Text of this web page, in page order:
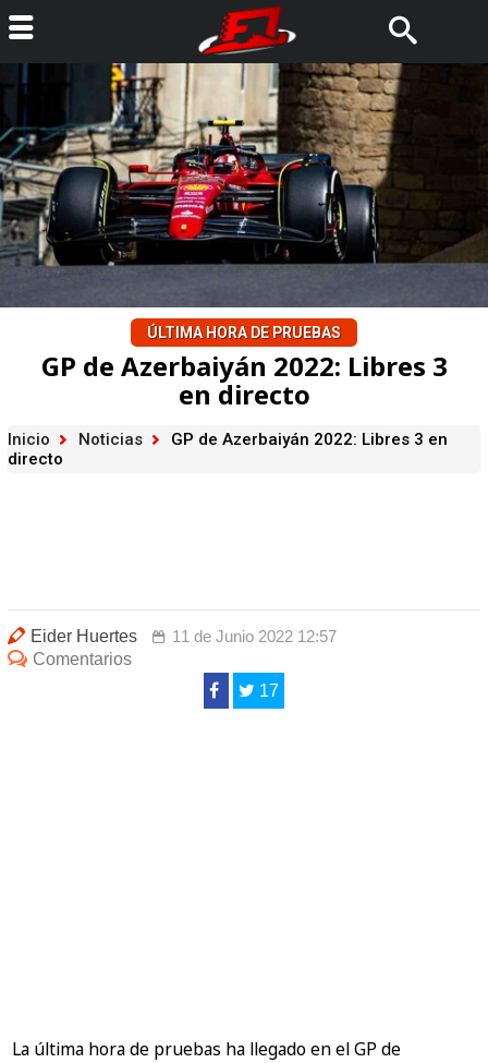
ÚLTIMA HORA DE PRUEBAS
GP de Azerbaiyán 2022: Libres 3
en directo
Inicio Noticias
GP de Azerbaiyán 2022: Libres 3 en
directo
Eider Huertes
11 de Junio 2022 12:57
Comentarios
17
La última hora de pruebas ha llegado en el GP de